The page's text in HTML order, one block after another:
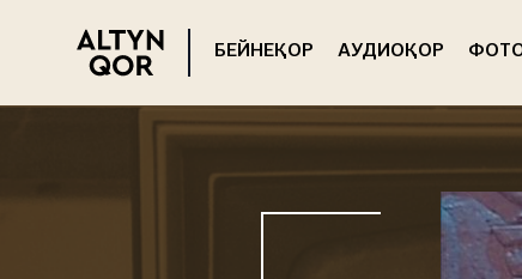
БЕЙНЕҚОР АУДИОҚОР